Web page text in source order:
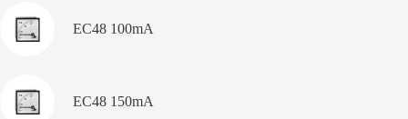
EC48 100mA
EC48 150mA